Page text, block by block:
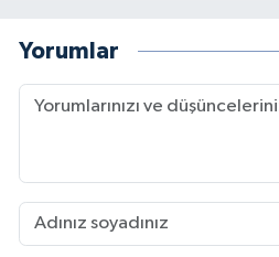
Yorumlar